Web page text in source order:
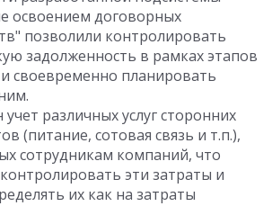
освоением договорных
позволили контролировать
задолженность в рамках этапов
своевременно планировать
учет различных услуг сторонних
(питание, сотовая связь и т.п.),
сотрудникам компаний, что
эти затраты и
их как на затраты